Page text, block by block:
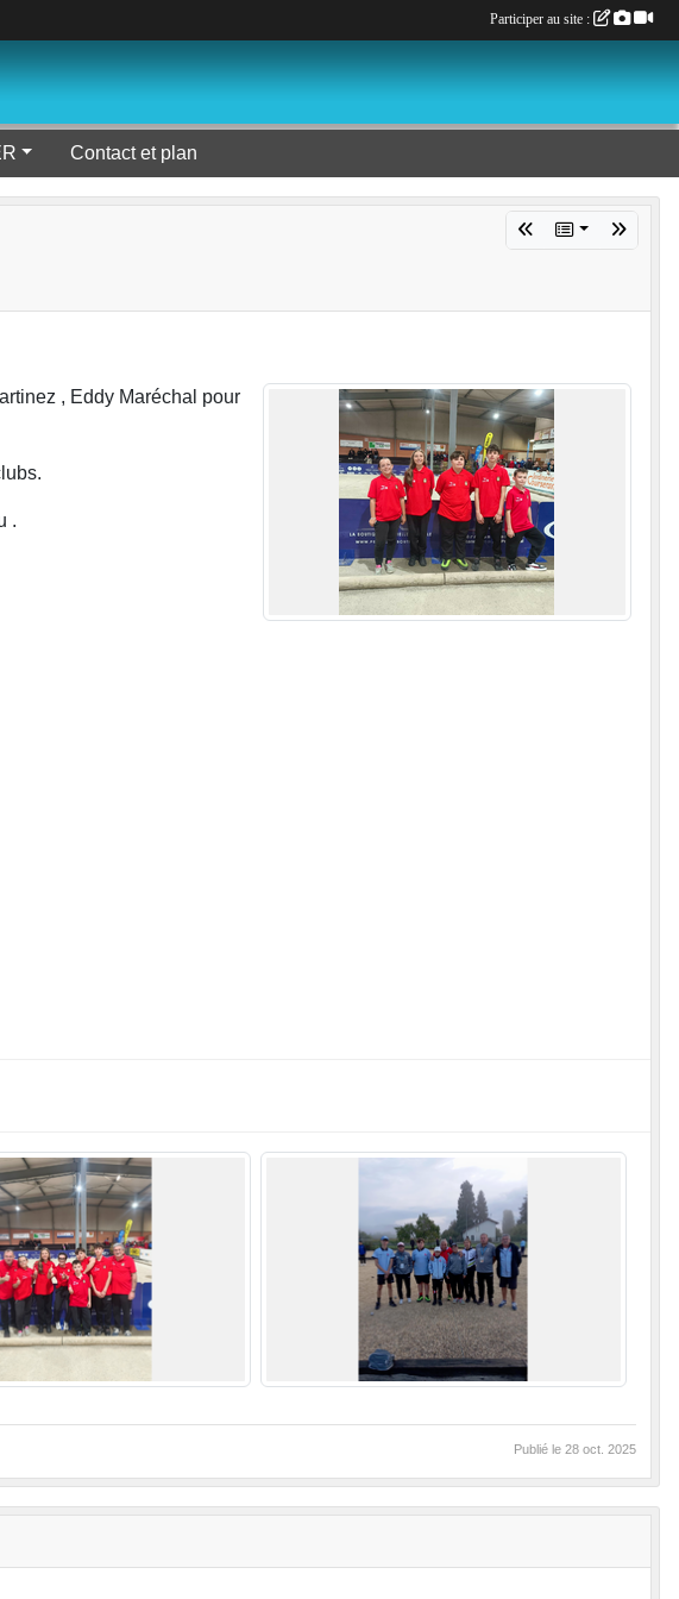
Contact et plan
, Eddy Maréchal pour
.
Publié le 28 oct. 2025
Participer au site :